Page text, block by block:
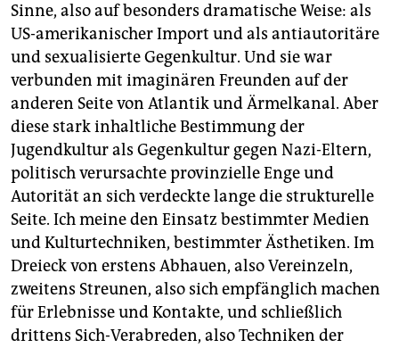
Sinne, also auf besonders dramatische Weise: als
US-amerikanischer Import und als antiautoritäre
und sexualisierte Gegenkultur. Und sie war
verbunden mit imaginären Freunden auf der
anderen Seite von Atlantik und Ärmelkanal. Aber
diese stark inhaltliche Bestimmung der
Jugendkultur als Gegenkultur gegen Nazi-Eltern,
politisch verursachte provinzielle Enge und
Autorität an sich verdeckte lange die strukturelle
Seite. Ich meine den Einsatz bestimmter Medien
und Kulturtechniken, bestimmter Ästhetiken. Im
Dreieck von erstens Abhauen, also Vereinzeln,
zweitens Streunen, also sich empfänglich machen
für Erlebnisse und Kontakte, und schließlich
drittens Sich-Verabreden, also Techniken der